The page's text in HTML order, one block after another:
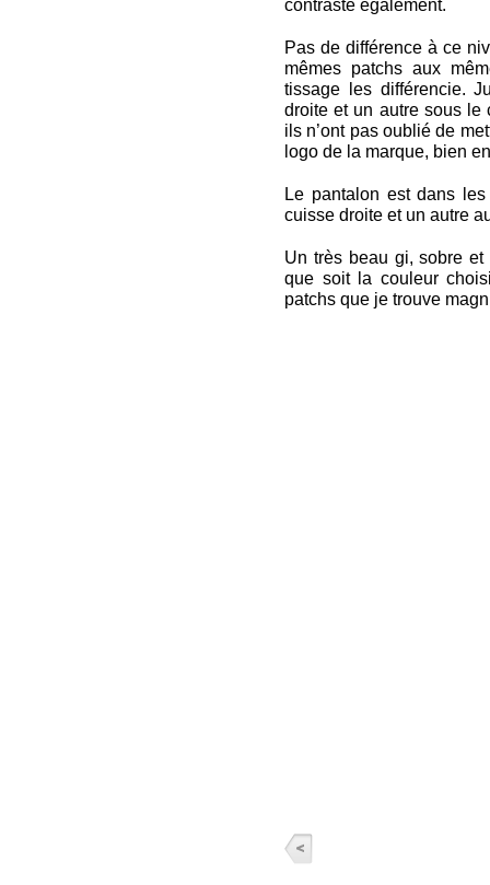
contraste également.
Pas de différence à ce
mêmes patchs aux
tissage les différencie.
droite et un autre sous le
ils n’ont pas oublié de
logo de la marque, bien
Le pantalon est dans
cuisse droite et un autre
Un très beau gi, sobre
que soit la couleur
patchs que je trouve